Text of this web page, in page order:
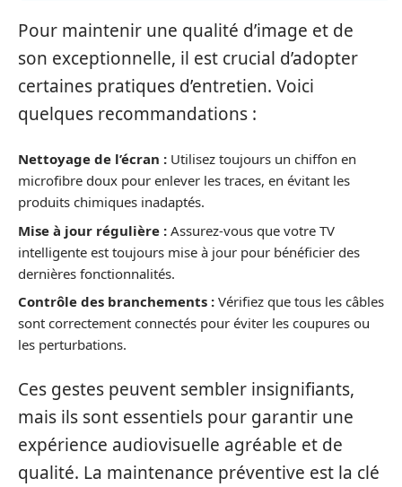
Pour maintenir une qualité d’image et de
son exceptionnelle, il est crucial d’adopter
certaines pratiques d’entretien. Voici
quelques recommandations :
Nettoyage de l’écran : Utilisez toujours un chiffon en
microfibre doux pour enlever les traces, en évitant les
produits chimiques inadaptés.
Mise à jour régulière : Assurez-vous que votre TV
intelligente est toujours mise à jour pour bénéficier des
dernières fonctionnalités.
Contrôle des branchements : Vérifiez que tous les câbles
sont correctement connectés pour éviter les coupures ou
les perturbations.
Ces gestes peuvent sembler insignifiants,
mais ils sont essentiels pour garantir une
expérience audiovisuelle agréable et de
qualité. La maintenance préventive est la clé